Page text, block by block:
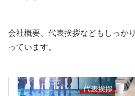
会社概要、代表挨拶などもしっかり
っています。